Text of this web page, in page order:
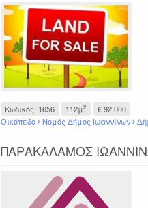
Κωδικός: 1656 112μ2
€ 92.000
Οικόπεδο
Νομός Δήμος Ιωαννίνων
ΠΑΡΑΚΑΛΑΜΟΣ